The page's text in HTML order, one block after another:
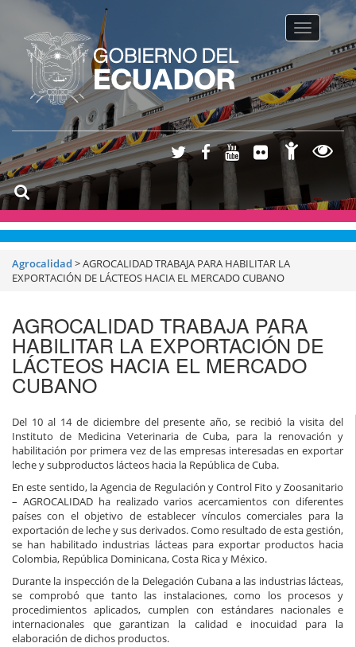
Toggle
Agrocalidad >AGROCALIDAD TRABAJA PARA HABILITAR LA
EXPORTACIÓN DE LÁCTEOS HACIA EL MERCADO CUBANO
AGROCALIDAD TRABAJA PARA
HABILITAR LA EXPORTACIÓN DE
LÁCTEOS HACIA EL MERCADO
CUBANO
Del 10 al 14 de diciembre del presente año, se recibió la visita del
Instituto de Medicina Veterinaria de Cuba, para la renovación y
habilitación por primera vez de las empresas interesadas en exportar
leche y subproductos lácteos hacia la República de Cuba.
En este sentido, la Agencia de Regulación y Control Fito y Zoosanitario
– AGROCALIDAD ha realizado varios acercamientos con diferentes
países con el objetivo de establecer vínculos comerciales para la
exportación de leche y sus derivados. Como resultado de esta gestión,
se han habilitado industrias lácteas para exportar productos hacia
Colombia, República Dominicana, Costa Rica y México.
Durante la inspección de la Delegación Cubana a las industrias lácteas,
se comprobó que tanto las instalaciones, como los procesos y
procedimientos aplicados, cumplen con estándares nacionales e
internacionales que garantizan la calidad e inocuidad para la
elaboración de dichos productos.